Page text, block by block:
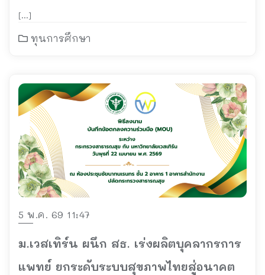
ไทย
[…]
ทุนการศึกษา
5 พ.ค. 69 11:47
ม.เวสเทิร์น ผนึก สธ. เร่งผลิตบุคลากรการ
แพทย์ ยกระดับระบบสุขภาพไทยสู่อนาคต